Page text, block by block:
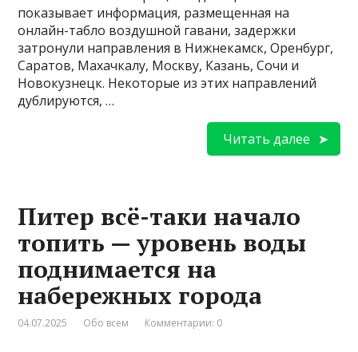
показывает информация, размещенная на
онлайн-табло воздушной гавани, задержки
затронули направления в Нижнекамск, Оренбург,
Саратов, Махачкалу, Москву, Казань, Сочи и
Новокузнецк. Некоторые из этих направлений
дублируются, …
Читать далее
Питер всё-таки начало
топить — уровень воды
поднимается на
набережных города
04.07.2025 Обо всем Комментарии: 0